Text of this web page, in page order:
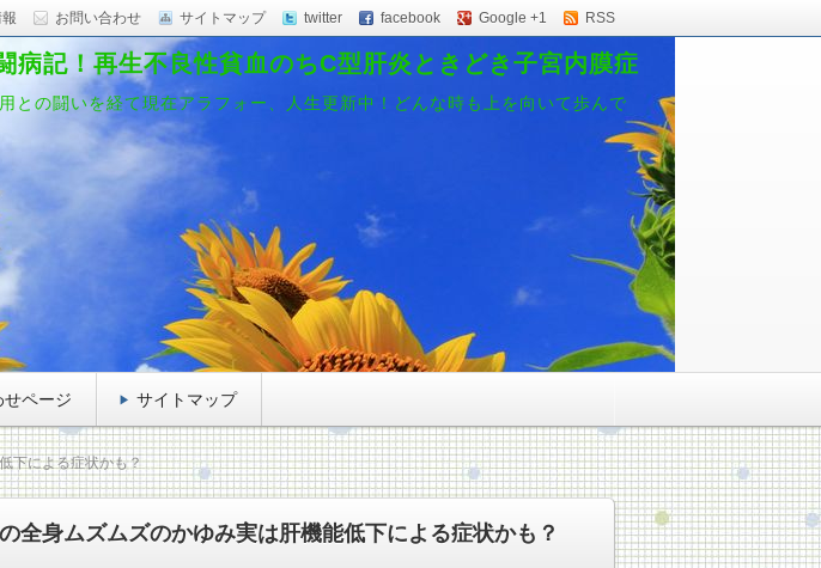
お問い合わせ サイトマップ twitter facebook Google +1 RSS
病記！再生不良性貧血のちC型肝炎ときどき子宮内膜症
の闘いを経て現在アラフォー、人生更新中！どんな時も上を向いて歩んで
せページ サイトマップ
低下による症状かも？
全身ムズムズのかゆみ実は肝機能低下による症状かも？